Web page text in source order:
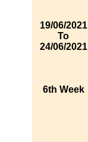
19/06/2021
To
24/06/2021
6th Week